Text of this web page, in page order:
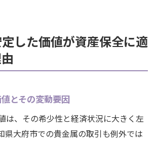
した価値が資産保全に適
とその変動要因
は、その希少性と経済状況に大きく左
県大府市での貴金属の取引も例外では